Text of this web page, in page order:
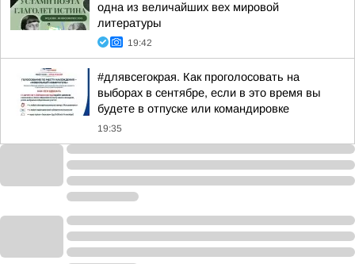
одна из величайших вех мировой
литературы
19:42
#длявсегокрая. Как проголосовать на
выборах в сентябре, если в это время вы
будете в отпуске или командировке
19:35